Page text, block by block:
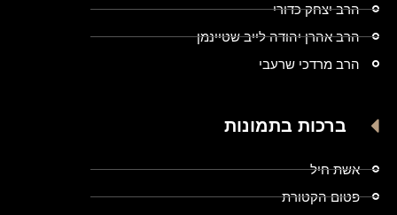
הרב יצחק כדורי
הרב אהרן יהודה לייב שטיינמן
הרב מרדכי שרעבי
ברכות בתמונות
אשת חיל
פטום הקטורת